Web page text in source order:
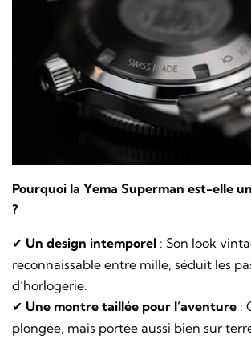
Pourquoi la Yema Superman est-elle
?
✔ Un design intemporel : Son look
reconnaissable entre mille, séduit les
d’horlogerie.
✔ Une montre taillée pour l’aventure :
plongée, mais portée aussi bien sur